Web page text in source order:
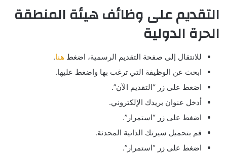
التقديم على وظائف هيئة المنطقة
الحرة الدولية
للانتقال إلى صفحة التقديم الرسمية، اضغط هنا.
ابحث عن الوظيفة التي ترغب بها واضغط عليها.
اضغط على زر “التقديم الآن”.
أدخل عنوان بريدك الإلكتروني.
اضغط على زر “استمرار”.
قم بتحميل سيرتك الذاتية المحدثة.
اضغط على زر “استمرار”.